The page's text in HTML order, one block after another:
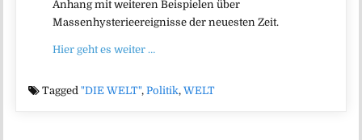
Anhang mit weiteren Beispielen über
Massenhysterieereignisse der neuesten Zeit.
Hier geht es weiter …
Tagged"DIE WELT",Politik,WELT